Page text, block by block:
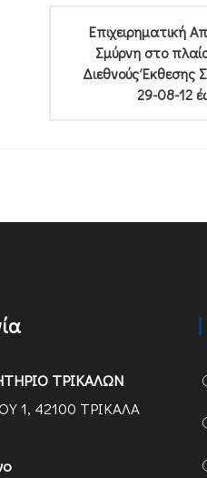
Επιχειρηματική
Σμύρνη στο
Διεθνούς Έκθεσης
29-08-12
ΤΡΙΚΑΛΩΝ
1, 42100 ΤΡΙΚΑΛΑ